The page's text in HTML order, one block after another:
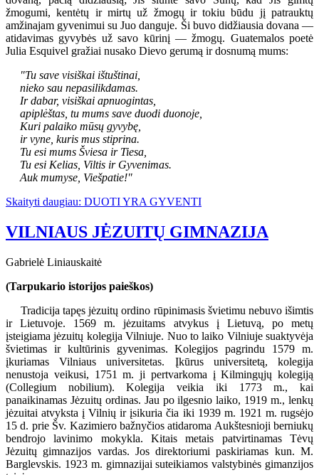
žmogumi, kentėtų ir mirtų už žmogų ir tokiu būdu jį patrauktų
amžinajam gyvenimui su Juo danguje. Ši buvo didžiausia dovana —
atidavimas gyvybės už savo kūrinį — žmogų. Guatemalos poetė
Julia Esquivel gražiai nusako Dievo gerumą ir dosnumą mums:
"Tu save visiškai ištuštinai,
nieko sau nepasilikdamas.
Ir dabar, visiškai apnuogintas,
apiplėštas, tu mums save duodi duonoje,
Kuri palaiko mūsų gyvybę,
ir vyne, kuris mus stiprina.
Tu esi mums Šviesa ir Tiesa,
Tu esi Kelias, Viltis ir Gyvenimas.
Auk mumyse, Viešpatie!"
Skaityti daugiau: DUOTI YRA GYVENTI
VILNIAUS JĖZUITŲ GIMNAZIJA
Gabrielė Liniauskaitė
(Tarpukario istorijos paieškos)
Tradicija tapęs jėzuitų ordino rūpinimasis švietimu nebuvo išimtis
ir Lietuvoje. 1569 m. jėzuitams atvykus į Lietuvą, po metų
įsteigiama jėzuitų kolegija Vilniuje. Nuo to laiko Vilniuje suaktyvėja
švietimas ir kultūrinis gyvenimas. Kolegijos pagrindu 1579 m.
įkuriamas Vilniaus universitetas. Įkūrus universitetą, kolegija
nenustoja veikusi, 1751 m. ji pertvarkoma į Kilmingųjų kolegiją
(Collegium nobilium). Kolegija veikia iki 1773 m., kai
panaikinamas Jėzuitų ordinas. Jau po ilgesnio laiko, 1919 m., lenkų
jėzuitai atvyksta į Vilnių ir įsikuria čia iki 1939 m. 1921 m. rugsėjo
15 d. prie Šv. Kazimiero bažnyčios atidaroma Aukštesnioji berniukų
bendrojo lavinimo mokykla. Kitais metais patvirtinamas Tėvų
Jėzuitų gimnazijos vardas. Jos direktoriumi paskiriamas kun. M.
Barglevskis. 1923 m. gimnazijai suteikiamos valstybinės gimanzijos